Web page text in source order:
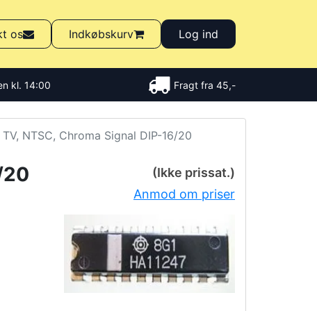
os Indkøbskurv Log ind
kl. 14:00 Fragt fra 45,-
TV, NTSC, Chroma Signal DIP-16/20
20
(Ikke prissat.)
Anmod om priser